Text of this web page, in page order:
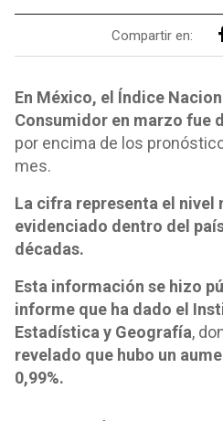
Compartir en:
En México, el Índice
Consumidor en marzo fue
por encima de los
mes.
La cifra representa el nivel
evidenciado dentro del
décadas.
Esta información se hizo
informe que ha dado el
Estadística y Geografía,
revelado que hubo un
0,99%.